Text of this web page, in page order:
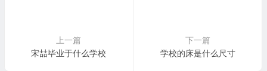
上一篇
宋喆毕业于什么学校
下一篇
学校的床是什么尺寸